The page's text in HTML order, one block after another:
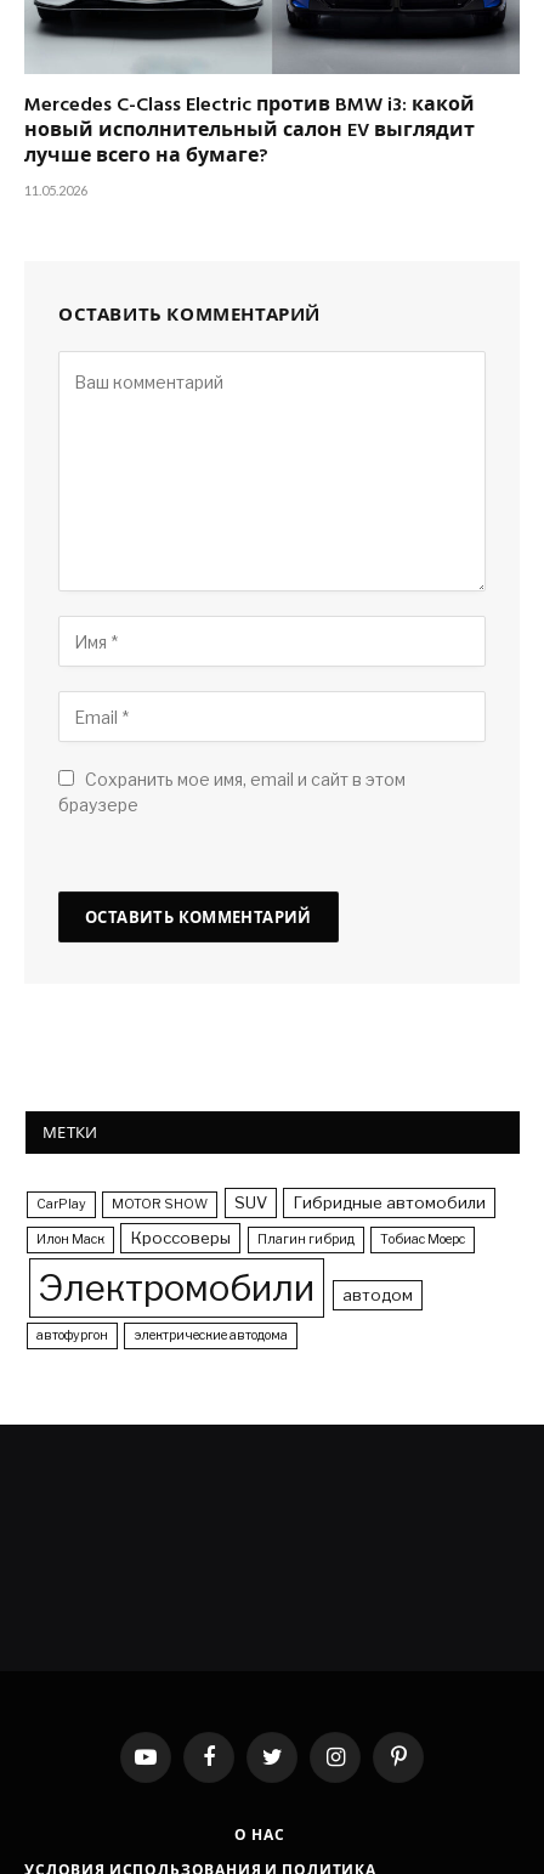
Mercedes C-Class Electric против BMW i3: какой
новый исполнительный салон EV выглядит
лучше всего на бумаге?
11.05.2026
ОСТАВИТЬ КОММЕНТАРИЙ
Сохранить мое имя, email и сайт в этом
браузере
МЕТКИ
CarPlay MOTOR SHOW SUV Гибридные автомобили
Илон Маск Кроссоверы Плагин гибрид Тобиас Моерс
Электромобили автодом
автофургон электрические автодома
YouTubeFacebookTwitter InstagramPinterest
О НАС
УСЛОВИЯ ИСПОЛЬЗОВАНИЯ И ПОЛИТИКА